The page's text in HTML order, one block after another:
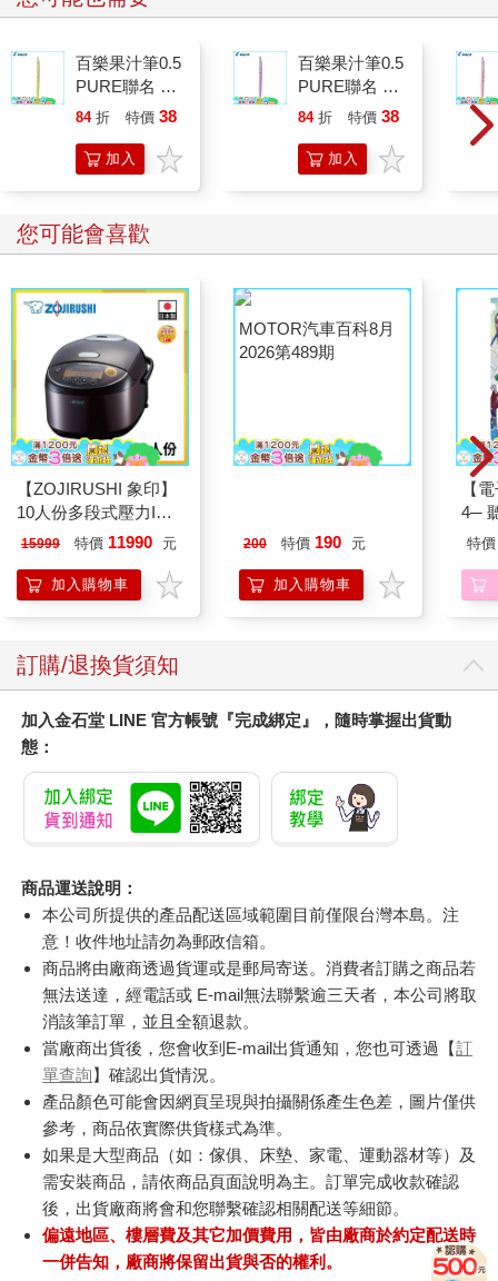
百樂果汁筆0.5
PURE聯名 檸
檬(限量)
84 折 特價 38
加入
百樂果汁筆0.5
PURE聯名 葡
萄(限量)
84 折 特價 38
加入
您可能會喜歡
【ZOJIRUSHI 象印】
10人份多段式壓力IH
微電腦電子鍋(NP-
15999 特價 11990 元
加入購物車
200 特價 190 元
加入購物車
【
4─
期
特價
訂購/退換貨須知
加入金石堂 LINE 官方帳號『完成綁定』，隨時掌握出貨動
態：
商品運送說明：
本公司所提供的產品配送區域範圍目前僅限台灣本島。注
意！收件地址請勿為郵政信箱。
商品將由廠商透過貨運或是郵局寄送。消費者訂購之商品若
無法送達，經電話或 E-mail無法聯繫逾三天者，本公司將取
消該筆訂單，並且全額退款。
當廠商出貨後，您會收到E-mail出貨通知，您也可透過【訂
單查詢】確認出貨情況。
產品顏色可能會因網頁呈現與拍攝關係產生色差，圖片僅供
參考，商品依實際供貨樣式為準。
如果是大型商品（如：傢俱、床墊、家電、運動器材等）及
需安裝商品，請依商品頁面說明為主。訂單完成收款確認
後，出貨廠商將會和您聯繫確認相關配送等細節。
偏遠地區、樓層費及其它加價費用，皆由廠商於約定配送時
一併告知，廠商將保留出貨與否的權利。